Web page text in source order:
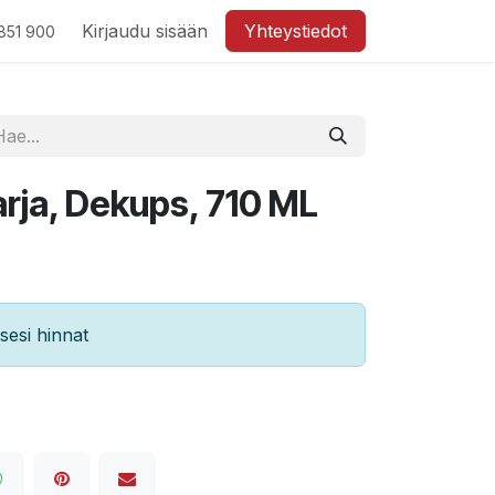
900 Kirjaudu sisään Yhteystiedot
Dekups, 710 ML
hinnat